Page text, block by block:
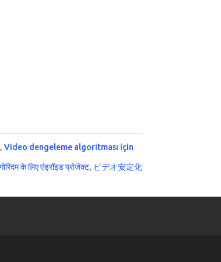
,Video dengeleme algoritması için
के लिए एंड्रॉइड प्रोजेक्ट, ビデオ安定化